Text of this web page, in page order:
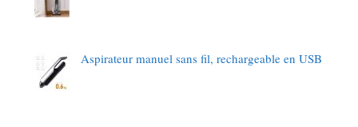
Aspirateur manuel sans fil, rechargeable en USB